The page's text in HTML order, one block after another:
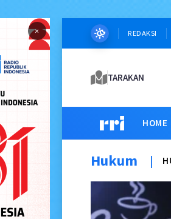
× REDAKSI
TARAKAN
HOME
Hukum |